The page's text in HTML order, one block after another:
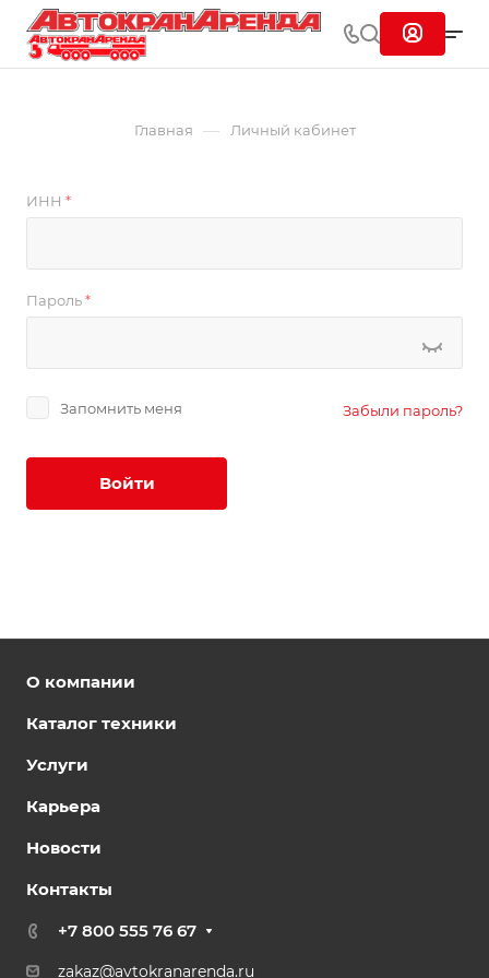
Главная — Личный кабинет
ИНН *
Пароль*
Запомнить меня Забыли пароль?
Войти
О компании
Каталог техники
Услуги
Карьера
Новости
Контакты
+7 800 555 76 67
zakaz@avtokranarenda.ru